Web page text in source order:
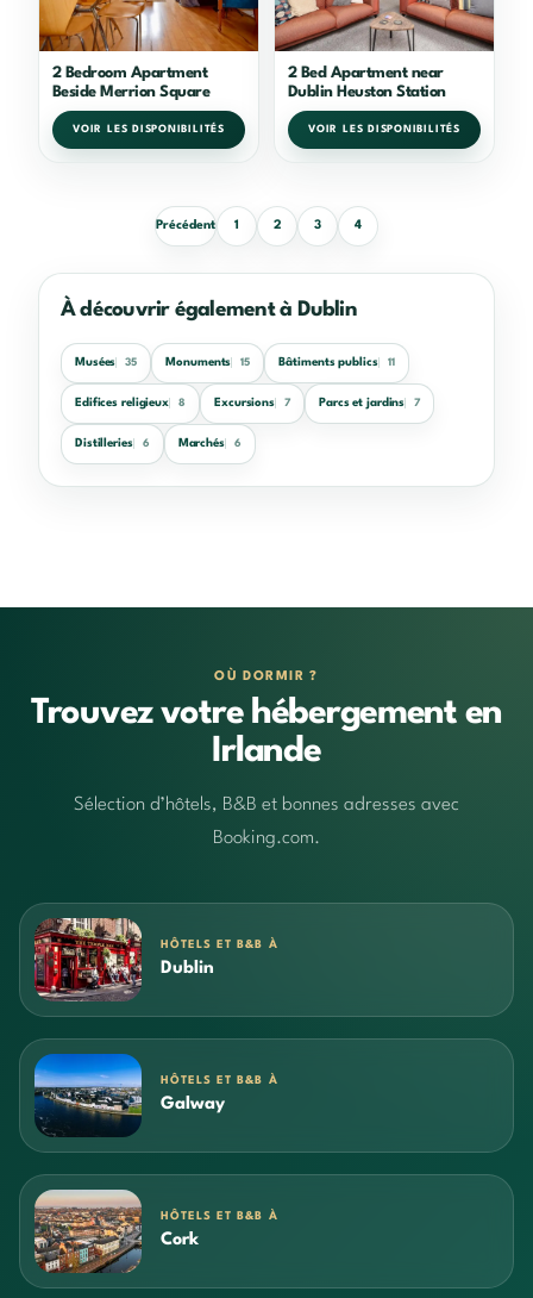
2 Bedroom Apartment
Beside Merrion Square
VOIR LES DISPONIBILITÉS
2 Bed Apartment near
Dublin Heuston Station
VOIR LES DISPONIBILITÉS
Précédent 1 2 3 4
À découvrir également à Dublin
Musées 35 Monuments 15 Bâtiments publics 11
Edifices religieux 8 Excursions 7 Parcs et jardins 7
Distilleries 6 Marchés 6
OÙ DORMIR ?
Trouvez votre hébergement en
Irlande
Sélection d’hôtels, B&B et bonnes adresses avec
Booking.com.
HÔTELS ET B&B À
Dublin
HÔTELS ET B&B À
Galway
HÔTELS ET B&B À
Cork